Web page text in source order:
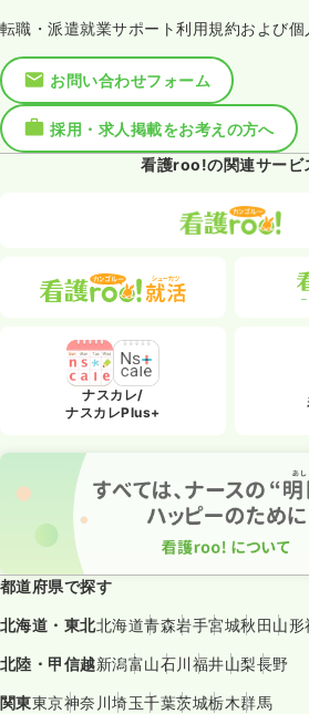
転職・派遣就業サポート利用規約および
お問い合わせフォーム
採用・求人掲載をお考えの方へ
看護roo!の関連サービ
ナスカレ/
ナスカレPlus+
都道府県で探す
北海道・東北北海道青森岩手宮城秋田山形
北陸・甲信越新潟富山石川福井山梨長野
関東東京神奈川埼玉千葉茨城栃木群馬